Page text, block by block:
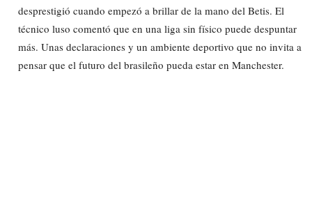
desprestigió cuando empezó a brillar de la mano del Betis. El
técnico luso comentó que en una liga sin físico puede despuntar
más. Unas declaraciones y un ambiente deportivo que no invita a
pensar que el futuro del brasileño pueda estar en Manchester.